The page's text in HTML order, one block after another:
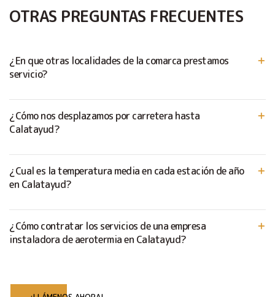
OTRAS PREGUNTAS FRECUENTES
¿En que otras localidades de la comarca prestamos
servicio?
¿Cómo nos desplazamos por carretera hasta
Calatayud?
¿Cual es la temperatura media en cada estación de año
en Calatayud?
¿Cómo contratar los servicios de una empresa
instaladora de aerotermia en Calatayud?